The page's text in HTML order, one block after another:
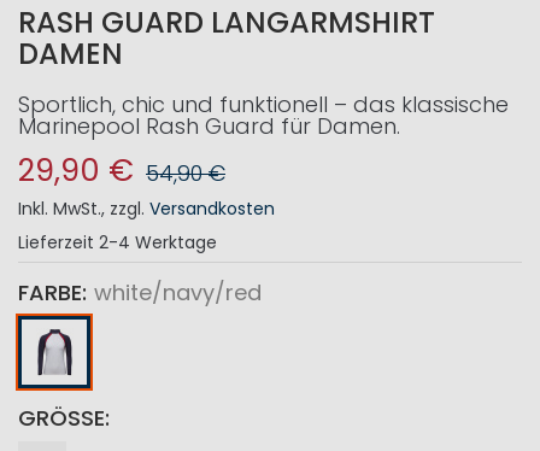
RASH GUARD LANGARMSHIRT
DAMEN
Sportlich, chic und funktionell – das klassische
Marinepool Rash Guard für Damen.
29,90 € 54,90 €
Inkl. MwSt., zzgl. Versandkosten
Lieferzeit 2-4 Werktage
FARBE white/navy/red
GRÖSSE